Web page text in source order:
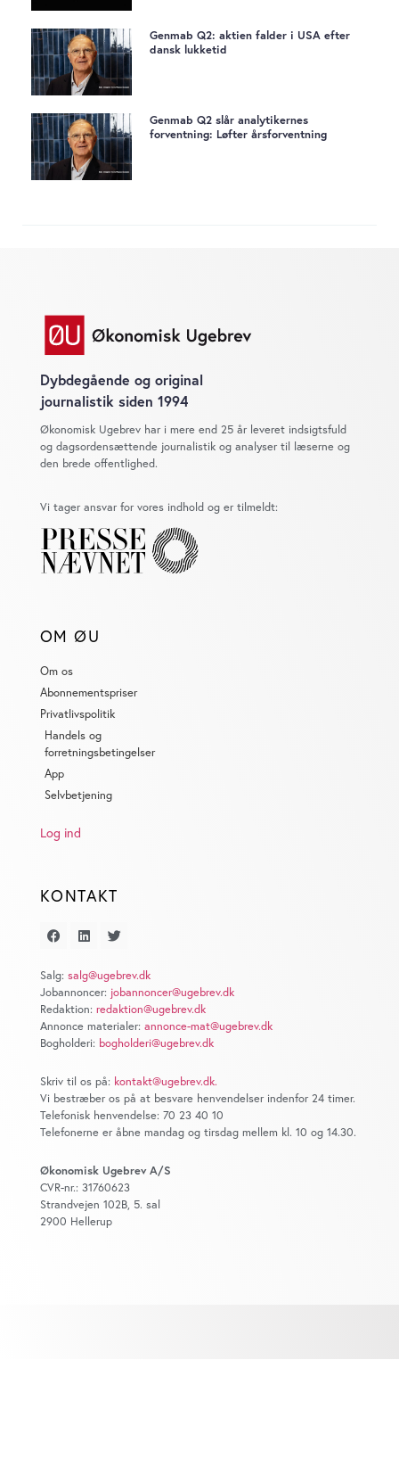
Genmab Q2: aktien falder i USA efter
dansk lukketid
Genmab Q2 slår analytikernes
forventning: Løfter årsforventning
Dybdegående og original
journalistik siden 1994
Økonomisk Ugebrev har i mere end 25 år leveret indsigtsfuld
og dagsordensættende journalistik og analyser til læserne og
den brede offentlighed.
Vi tager ansvar for vores indhold og er tilmeldt:
OM ØU
Om os
Abonnementspriser
Privatlivspolitik
Handels og
forretningsbetingelser
App
Selvbetjening
Log ind
KONTAKT
Salg: salg@ugebrev.dk
Jobannoncer: jobannoncer@ugebrev.dk
Redaktion: redaktion@ugebrev.dk
Annonce materialer: annonce-mat@ugebrev.dk
Bogholderi: bogholderi@ugebrev.dk
Skriv til os på: kontakt@ugebrev.dk.
Vi bestræber os på at besvare henvendelser indenfor 24 timer.
Telefonisk henvendelse: 70 23 40 10
Telefonerne er åbne mandag og tirsdag mellem kl. 10 og 14.30.
Økonomisk Ugebrev A/S
CVR-nr.: 31760623
Strandvejen 102B, 5. sal
2900 Hellerup